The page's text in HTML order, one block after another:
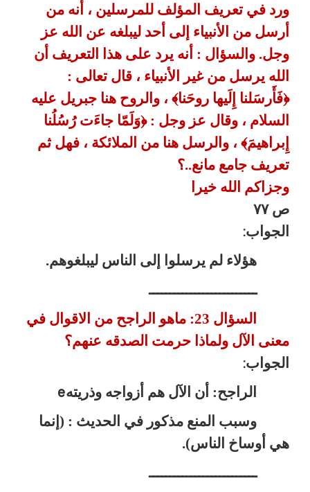
ورد في تعريف المؤلف للمرسلين ، أنه من
أرسل من الأنبياء إلى أحد ليبلغه عن الله عز
وجل. والسؤال : أنه يرد على هذا التعريف أن
الله يرسل من غير
الأنبياء ، قال تعالى :
﴿فَأَرسَلنا إِلَيها روحَنا﴾ ، والروح هنا جبريل عليه
السلام ، وقال عز وجل : ﴿وَلَمّا جاءَت رُسُلُنا
إِبراهيمَ﴾ ، والرسل هنا من الملائكة ، فهل ثم
تعريف جامع مانع..؟
وجزاكم الله خيرا
ص ٧٧
الجواب:
هؤلاء لم يرسلوا إلى الناس ليبلغوهم.
ــــــــــــــــــــــــــ
السؤال 23: ماهو الراجح من الاقوال في
معنى الآل ولماذا حرمت الصدقه عنهم؟
الجواب:
الراجح: أن الآل هم أزواجه وذريتهe
وسبب المنع مذكور في الحديث : (إنما
هي أوساخ الناس).
ــــــــــــــــــــــــــ